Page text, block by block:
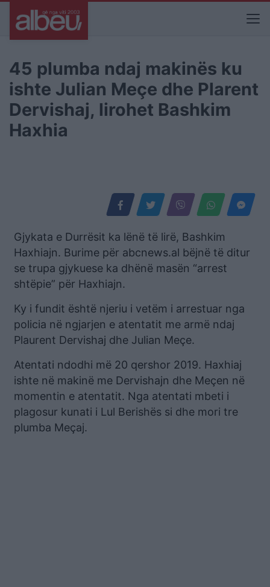
45 plumba ndaj makinës ku
ishte Julian Meçe dhe Plarent
Dervishaj, lirohet Bashkim
Haxhia
Gjykata e Durrësit ka lënë të lirë, Bashkim
Haxhiajn. Burime për abcnews.al bëjnë të ditur
se trupa gjykuese ka dhënë masën “arrest
shtëpie” për Haxhiajn.
Ky i fundit është njeriu i vetëm i arrestuar nga
policia në ngjarjen e atentatit me armë ndaj
Plaurent Dervishaj dhe Julian Meçe.
Atentati ndodhi më 20 qershor 2019. Haxhiaj
ishte në makinë me Dervishajn dhe Meçen në
momentin e atentatit. Nga atentati mbeti i
plagosur kunati i Lul Berishës si dhe mori tre
plumba Meçaj.